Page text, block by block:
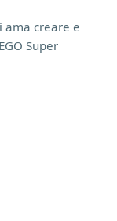
ama creare e
Super